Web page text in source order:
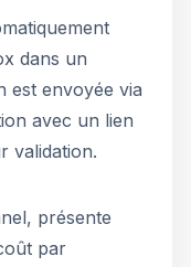
dans un
est envoyée via
avec un lien
validation.
présente
par